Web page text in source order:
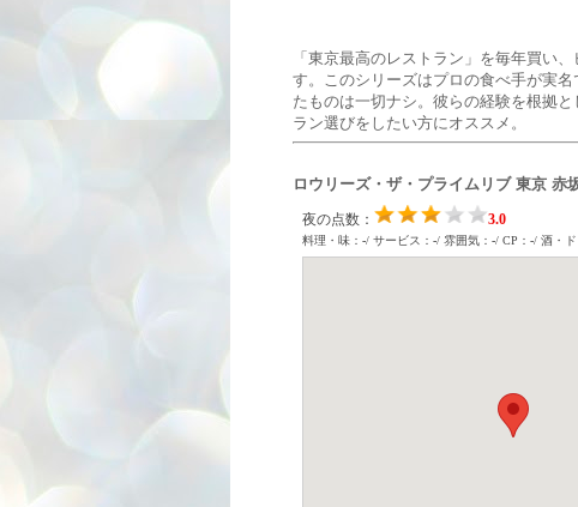
「東京最高のレストラン」を毎年買い
す。このシリーズはプロの食べ手が実
たものは一切ナシ。彼らの経験を根拠
ラン選びをしたい方にオススメ。
ロウリーズ・ザ・プライムリブ 東京 赤